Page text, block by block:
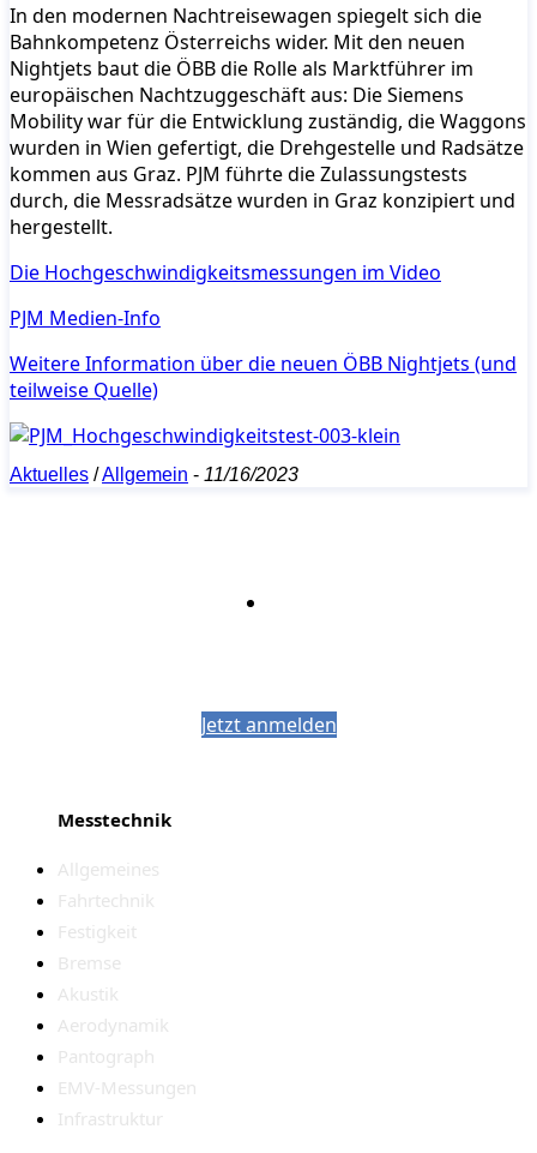
In den modernen Nachtreisewagen spiegelt sich die
Bahnkompetenz Österreichs wider. Mit den neuen
Nightjets baut die ÖBB die Rolle als Marktführer im
europäischen Nachtzuggeschäft aus: Die Siemens
Mobility war für die Entwicklung zuständig, die Waggons
wurden in Wien gefertigt, die Drehgestelle und Radsätze
kommen aus Graz. PJM führte die Zulassungstests
durch, die Messradsätze wurden in Graz konzipiert und
hergestellt.
Die Hochgeschwindigkeitsmessungen im Video
PJM Medien-Info
Weitere Information über die neuen ÖBB Nightjets (und
teilweise Quelle)
Aktuelles /Allgemein - 11/16/2023
Jetzt anmelden
Messtechnik
Allgemeines
Fahrtechnik
Festigkeit
Bremse
Akustik
Aerodynamik
Pantograph
EMV-Messungen
Infrastruktur